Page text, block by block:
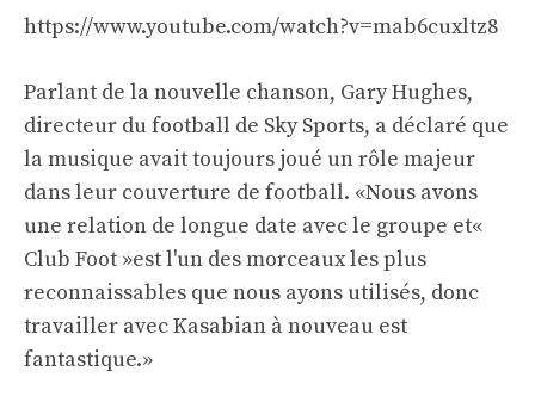
https://www.youtube.com/watch?v=mab6cuxltz8
Parlant de la nouvelle chanson, Gary Hughes,
directeur du football de Sky Sports, a déclaré que
la musique avait toujours joué un rôle majeur
dans leur couverture de football. «Nous avons
une relation de longue date avec le groupe et«
Club Foot »est l'un des morceaux les plus
reconnaissables que nous ayons utilisés, donc
travailler avec Kasabian à nouveau est
fantastique.»